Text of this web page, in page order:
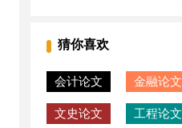
猜你喜欢
会计论文 金融论文
文史论文 工程论文